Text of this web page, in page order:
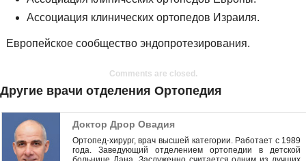
Ассоциация клинических ортопедов Израиля.
Европейское сообщество эндопротезирования.
Comments are closed.
Другие врачи отделения Ортопедия
Доктор Дрор Овадия
Ортопед-хирург, врач высшей категории. Работает с 1989
года. Заведующий отделением ортопедии в детской